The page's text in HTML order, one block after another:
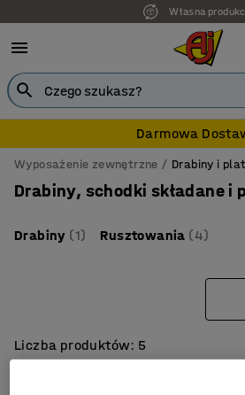
Własna
Darmowa
Wyposażenie zewnętrzne Drabiny i
Drabiny, schodki składane i
Drabiny (1) Rusztowania (4)
Liczba produktów: 5